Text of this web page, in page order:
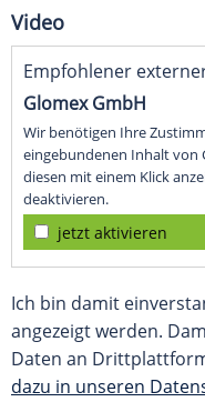
Video
Empfohlener
Glomex GmbH
Wir benötigen Ihre
eingebundenen Inhalt von
diesen mit einem Klick
deaktivieren.
jetzt aktivieren
Ich bin damit
angezeigt werden.
Daten an
dazu in unseren